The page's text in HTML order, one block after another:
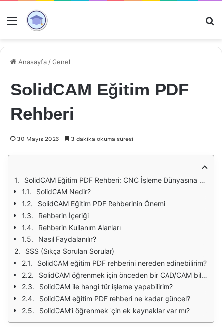
Menü
Anasayfa /Genel
SolidCAM Eğitim PDF
Rehberi
30 Mayıs 2026 3 dakika okuma süresi
SolidCAM Eğitim PDF Rehberi: CNC İşleme Dünyasına Giriş
SolidCAM Nedir?
SolidCAM Eğitim PDF Rehberinin Önemi
Rehberin İçeriği
Rehberin Kullanım Alanları
Nasıl Faydalanılır?
SSS (Sıkça Sorulan Sorular)
SolidCAM eğitim PDF rehberini nereden edinebilirim?
SolidCAM öğrenmek için önceden bir CAD/CAM bilgisine sahip olmam gerekiyor mu?
SolidCAM ile hangi tür işleme yapabilirim?
SolidCAM eğitim PDF rehberi ne kadar güncel?
SolidCAM’i öğrenmek için ek kaynaklar var mı?